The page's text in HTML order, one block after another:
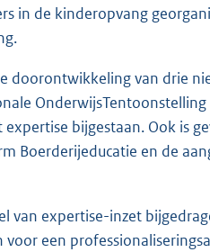
in de kinderopvang
doorontwikkeling van drie
OnderwijsTentoonstelling
bijgestaan. Ook is
Boerderijeducatie en de
van expertise-inzet
een